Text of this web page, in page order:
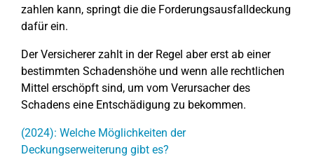
zahlen kann, springt die die Forderungsausfalldeckung
dafür ein.
Der Versicherer zahlt in der Regel aber erst ab einer
bestimmten Schadenshöhe und wenn alle rechtlichen
Mittel erschöpft sind, um vom Verursacher des
Schadens eine Entschädigung zu bekommen.
(2024): Welche Möglichkeiten der
Deckungserweiterung gibt es?